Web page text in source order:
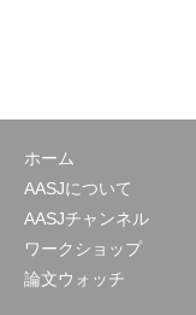
ホーム
AASJについて
AASJチャンネル
ワークショップ
論文ウォッチ